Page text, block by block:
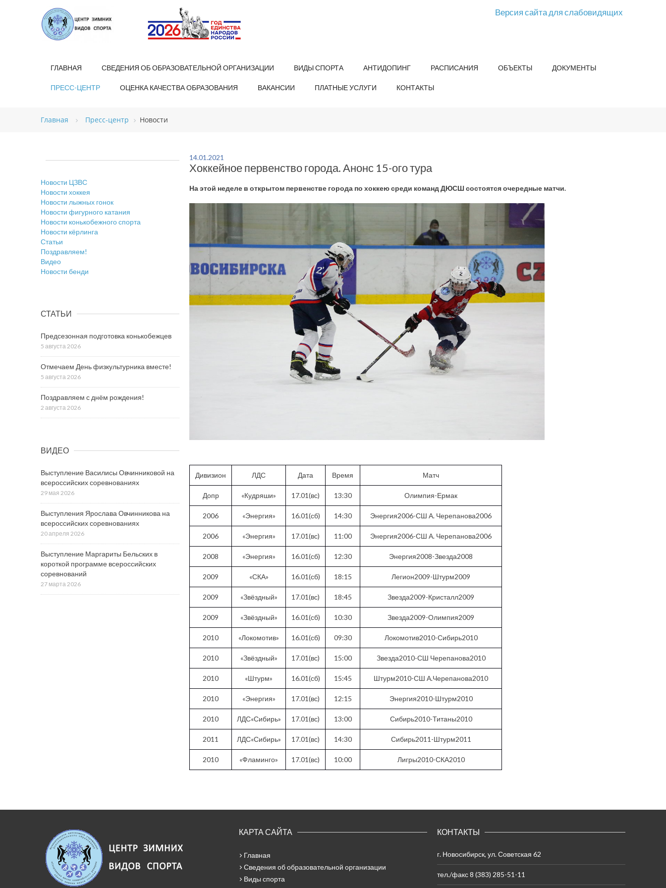
Версия сайта для слабовидящих
ГЛАВНАЯ СВЕДЕНИЯ ОБ ОБРАЗОВАТЕЛЬНОЙ ОРГАНИЗАЦИИ ВИДЫ СПОРТА АНТИДОПИНГ РАСПИСАНИЯ ОБЪЕКТЫ ДОКУМЕНТЫ
ПРЕСС-ЦЕНТР ОЦЕНКА КАЧЕСТВА ОБРАЗОВАНИЯ ВАКАНСИИ ПЛАТНЫЕ УСЛУГИ КОНТАКТЫ
Главная Пресс-центр Новости
14.01.2021
Хоккейное первенство города. Анонс 15-ого тура
На этой неделе в открытом первенстве города по хоккею среди команд ДЮСШ состоятся очередные матчи.
Дивизион ЛДС Дата Время Матч
Допр «Кудряши» 17.01(вс) 13:30 Олимпия-Ермак
2006 «Энергия» 16.01(сб) 14:30 Энергия2006-СШ А. Черепанова2006
2006 «Энергия» 17.01(вс) 11:00 Энергия2006-СШ А. Черепанова2006
2008 «Энергия» 16.01(сб) 12:30 Энергия2008-Звезда2008
2009 «СКА» 16.01(сб) 18:15 Легион2009-Штурм2009
2009 «Звёздный» 17.01(вс) 18:45 Звезда2009-Кристалл2009
2009 «Звёздный» 16.01(сб) 10:30 Звезда2009-Олимпия2009
2010 «Локомотив» 16.01(сб) 09:30 Локомотив2010-Сибирь2010
2010 «Звёздный» 17.01(вс) 15:00 Звезда2010-СШ Черепанова2010
2010 «Штурм» 16.01(сб) 15:45 Штурм2010-СШ А.Черепанова2010
2010 «Энергия» 17.01(вс) 12:15 Энергия2010-Штурм2010
2010 ЛДС«Сибирь» 17.01(вс) 13:00 Сибирь2010-Титаны2010
2011 ЛДС«Сибирь» 17.01(вс) 14:30 Сибирь2011-Штурм2011
2010 «Фламинго» 17.01(вс) 10:00 Лигры2010-СКА2010
Новости ЦЗВС
Новости хоккея
Новости лыжных гонок
Новости фигурного катания
Новости конькобежного спорта
Новости кёрлинга
Статьи
Поздравляем!
Видео
Новости бенди
СТАТЬИ
Предсезонная подготовка конькобежцев
5 августа 2026
Отмечаем День физкультурника вместе!
5 августа 2026
Поздравляем с днём рождения!
2 августа 2026
ВИДЕО
Выступление Василисы Овчинниковой на
всероссийских соревнованиях
29 мая 2026
Выступления Ярослава Овчинникова на
всероссийских соревнованиях
20 апреля 2026
Выступление Маргариты Бельских в
короткой программе всероссийских
соревнований
27 марта 2026
КАРТА САЙТА
Главная
Сведения об образовательной организации
Виды спорта
КОНТАКТЫ
г. Новосибирск, ул. Советская 62
тел./факс 8 (383) 285-51-11